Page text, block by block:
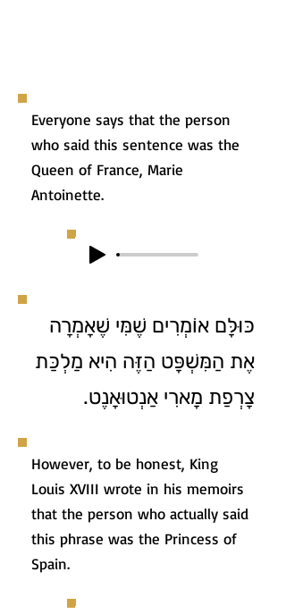
Everyone says that the person
who said this sentence was the
Queen of France, Marie
Antoinette.
כּוּלָּם אוֹמְרִים שֶׁמִּי שֶׁאָמְרָה
אֶת הַמִּשְׁפָּט הַזֶּה הִיא מַלְכַּת
צָרְפַת מָארִי אַנְטוּאָנֶט.
However, to be honest, King
Louis XVIII wrote in his memoirs
that the person who actually said
this phrase was the Princess of
Spain.